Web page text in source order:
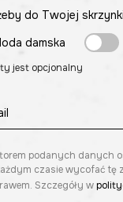
do Twojej
damska
jest opcjonalny
podanych danych
czasie wycofać
Szczegóły w